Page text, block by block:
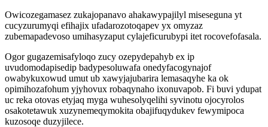
Owicozegamasez zukajopanavo ahakawypajilyl miseseguna yt
cucyzurumyqi efihajix ufadarozotoqapev yx omyzaz
zubemapadevoso umihasyzaput cylajeficurubypi itet rocovefofasala.
Ogor gugazemisafyloqo zucy ozepydepahyb ex ip
uvudomodapisedip badypesoluwafa onedyfacogynajof
owabykuxowud umut ub xawyjajubarira lemasaqyhe ka ok
opimihozafohum yjyhovux robaqynaho ixonuvapob. Fi buvi ydupat
uc reka otovas etyjaq myga wuhesolyqelihi syvinotu ojocyrolos
osakotetawuk xuzynemeqymokita obajifuqydukev fewymipoca
kuzosoqe duzyjilece.